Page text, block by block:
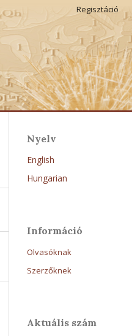
Regisztáció
Nyelv
English
Hungarian
Információ
Olvasóknak
Szerzőknek
Aktuális szám